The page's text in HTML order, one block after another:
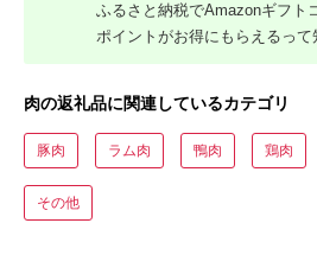
ふるさと納税でAmazonギフト
ポイントがお得にもらえるって
肉の返礼品に関連しているカテゴリ
豚肉 ラム肉 鴨肉 鶏肉
その他